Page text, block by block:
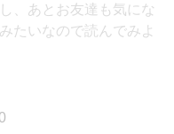
、あとお友達も気にな
たいなので読んでみよ